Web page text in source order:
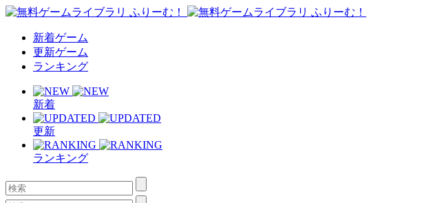
新着ゲーム
更新ゲーム
ランキング
新着
更新
ランキング